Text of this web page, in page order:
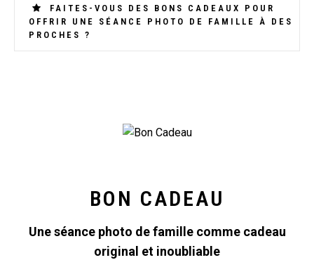
FAITES-VOUS DES BONS CADEAUX POUR
OFFRIR UNE SÉANCE PHOTO DE FAMILLE À DES
PROCHES ?
BON CADEAU
Une séance photo de famille comme cadeau
original et inoubliable